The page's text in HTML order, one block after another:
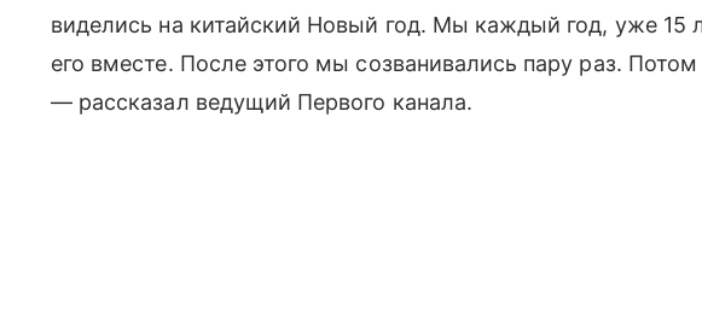
виделись на китайский Новый год. Мы каждый год, уже 15
его вместе. После этого мы созванивались пару раз.
— рассказал ведущий Первого канала.